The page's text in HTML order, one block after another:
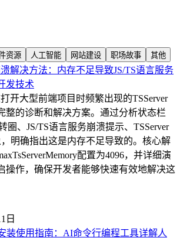
资源 人工智能 网站建设 职场故事 其他
溃解决方法：内存不足导致JS/TS语言服务
发技术
开大型前端项目时频繁出现的TSServer
整的诊断和解决方案。通过分析状态栏
圈、JS/TS语言服务崩溃提示、TSServer
明确指出这是内存不足导致的。核心解
配置为4096，并详细演
操作，确保开发者能够快速有效地解决这
日
装使用指南：AI命令行编程工具详解人